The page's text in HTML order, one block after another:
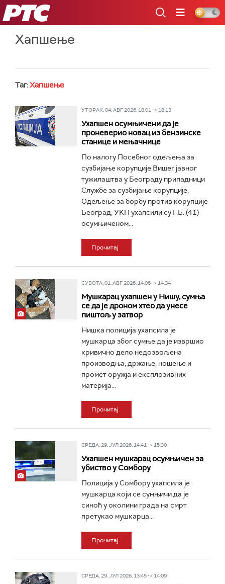
РТС
Хапшење
Таг:Хапшење
УТОРАК, 04. АВГ 2026, 18:01 -> 18:13
Ухапшен осумњичени да је
проневерио новац из бензинске
станице и мењачнице
По налогу Посебног одељења за
сузбијање корупције Вишег јавног
тужилаштва у Београду припадници
Службе за сузбијање корупције,
Одељење за борбу против корупције
Београд, УKП ухапсили су Г.Б. (41)
осумњиченом...
Прочитај
СУБОТА, 01. АВГ 2026, 14:06 -> 14:34
Мушкарац ухапшен у Нишу, сумња
се да је дроном хтео да унесе
пиштољ у затвор
Нишка полиција ухапсила је
мушкарца због сумње да је извршио
кривично дело недозвољена
производња, држање, ношење и
промет оружја и експлозивних
материја...
Прочитај
СРЕДА, 29. ЈУЛ 2026, 14:41 -> 15:30
Ухапшен мушкарац осумњичен за
убиство у Сомбору
Полиција у Сомбору ухапсила је
мушкарца који се сумњичи да је
синоћ у околини града на смрт
претукао мушкарца...
Прочитај
СРЕДА, 29. ЈУЛ 2026, 13:45 -> 14:09